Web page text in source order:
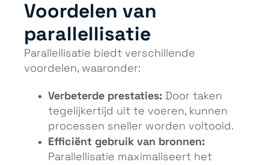
Voordelen van
parallellisatie
Parallellisatie biedt verschillende
voordelen, waaronder:
Verbeterde prestaties: Door taken
tegelijkertijd uit te voeren, kunnen
processen sneller worden voltooid.
Efficiënt gebruik van bronnen:
Parallellisatie maximaliseert het